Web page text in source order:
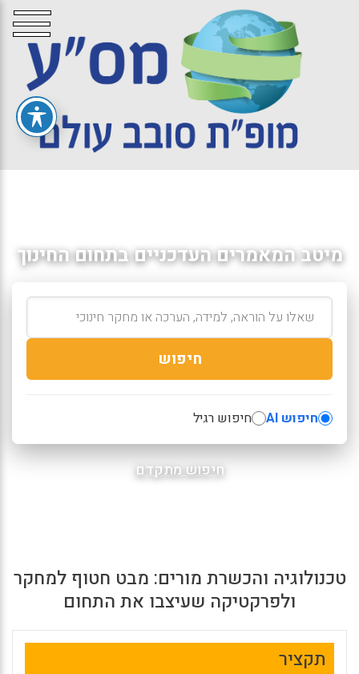
מיטב המאמרים העדכניים בתחום החינוך
חיפוש
חיפוש AI חיפוש רגיל
חיפוש מתקדם
טכנולוגיה והכשרת מורים: מבט חטוף למחקר
ולפרקטיקה שעיצבו את התחום
תקציר